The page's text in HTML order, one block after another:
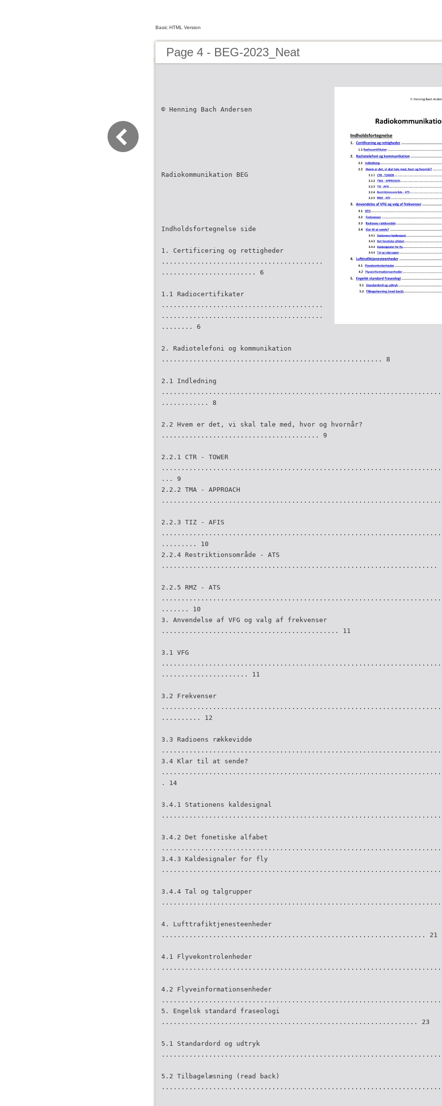
Basic HTML Version
Page 4 - BEG-2023_Neat
© Henning Bach Andersen
Radiokommunikation BEG
Indholdsfortegnelse side
1. Certificering og rettigheder
.........................................
........................ 6
1.1 Radiocertifikater
.........................................
.........................................
........ 6
2. Radiotelefoni og kommunikation
........................................................ 8
2.1 Indledning
............ 8
2.2 Hvem er det, vi skal tale med, hvor og hvornår?
........................................ 9
2.2.1 CTR - TOWER
... 9
2.2.2 TMA - APPROACH
2.2.3 TIZ - AFIS
......... 10
2.2.4 Restriktionsområde - ATS
......................................................................
2.2.5 RMZ - ATS
....... 10
3. Anvendelse af VFG og valg af frekvenser
............................................. 11
3.1 VFG
...................... 11
3.2 Frekvenser
.......... 12
3.3 Radioens rækkevidde
3.4 Klar til at sende?
. 14
3.4.1 Stationens kaldesignal
3.4.2 Det fonetiske alfabet
3.4.3 Kaldesignaler for fly
3.4.4 Tal og talgrupper
4. Lufttrafiktjenesteenheder
................................................................... 21
4.1 Flyvekontrolenheder
4.2 Flyveinformationsenheder
5. Engelsk standard fraseologi
................................................................. 23
5.1 Standardord og udtryk
5.2 Tilbagelæsning (read back)
........................................................................